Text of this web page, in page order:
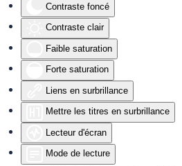
Contraste foncé
Contraste clair
Faible saturation
Forte saturation
Liens en surbrillance
Mettre les titres en surbrillance
Lecteur d'écran
Mode de lecture